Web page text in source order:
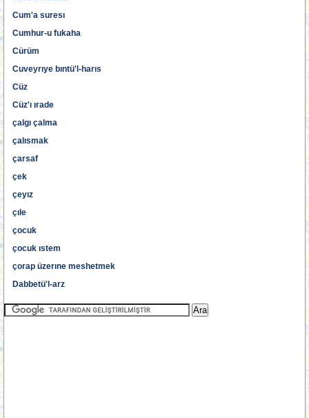
Cum'a suresı
Cumhur-u fukaha
Cürüm
Cuveyrıye bıntü'l-harıs
Cüz
Cüz'ı ırade
çalgı çalma
çalısmak
çarsaf
çek
çeyız
çıle
çocuk
çocuk ıstem
çorap üzerıne meshetmek
Dabbetü'l-arz